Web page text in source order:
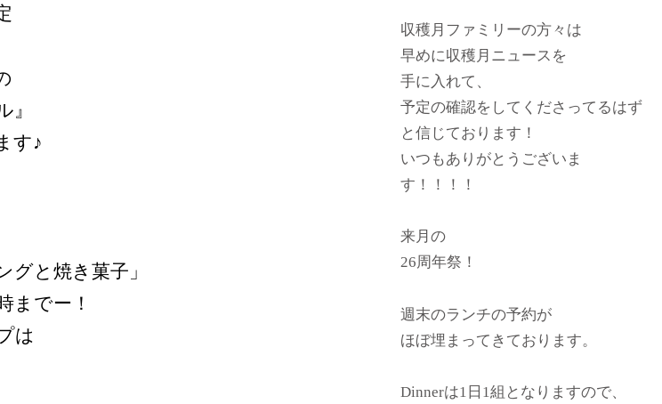
』
す♪
グと焼き菓子」
までー！
は
収穫月ファミリーの方々は
早めに収穫月ニュースを
手に入れて、
予定の確認をしてくださってるはず
と信じております！
いつもありがとうございま
す！！！！
来月の
26周年祭！
週末のランチの予約が
ほぼ埋まってきております。
Dinnerは1日1組となりますので、